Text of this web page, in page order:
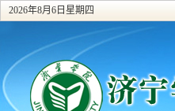
2026年8月6日星期四